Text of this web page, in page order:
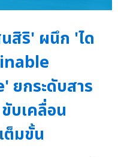
สิริ' ผนึก 'ได
ยกระดับสาร
บเคลื่อน
ต็มขั้น